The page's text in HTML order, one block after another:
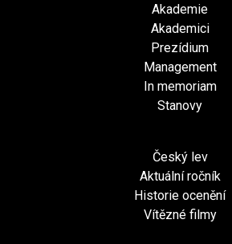
Akademie
Akademici
Prezídium
Management
In memoriam
Stanovy
Český lev
Aktuální ročník
Historie ocenění
Vítězné filmy